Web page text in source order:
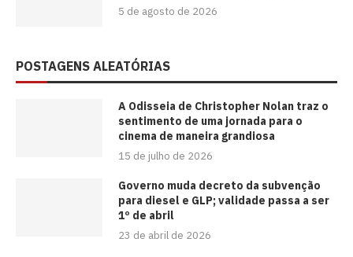
5 de agosto de 2026
POSTAGENS ALEATÓRIAS
A Odisseia de Christopher Nolan traz o
sentimento de uma jornada para o
cinema de maneira grandiosa
15 de julho de 2026
Governo muda decreto da subvenção
para diesel e GLP; validade passa a ser
1º de abril
23 de abril de 2026